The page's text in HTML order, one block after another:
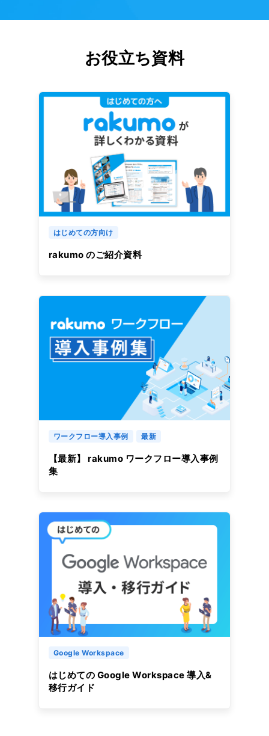
お役立ち資料
はじめての方向け
rakumo のご紹介資料
ワークフロー導入事例 最新
【最新】 rakumo ワークフロー導入事例
集
Google Workspace
はじめての Google Workspace 導入&
移行ガイド